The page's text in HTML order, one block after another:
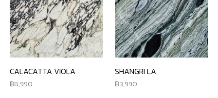
CALACATTA VIOLA
8,990
SHANGRI LA
3,990